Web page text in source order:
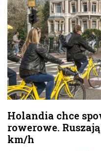
Holandia chce
rowerowe.
km/h